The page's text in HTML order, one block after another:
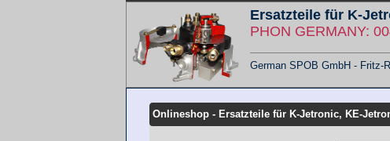
Ersatzteile für K-
PHON GERMANY:
German SPOB GmbH - Fritz-
Onlineshop - Ersatzteile für K-Jetronic, KE-